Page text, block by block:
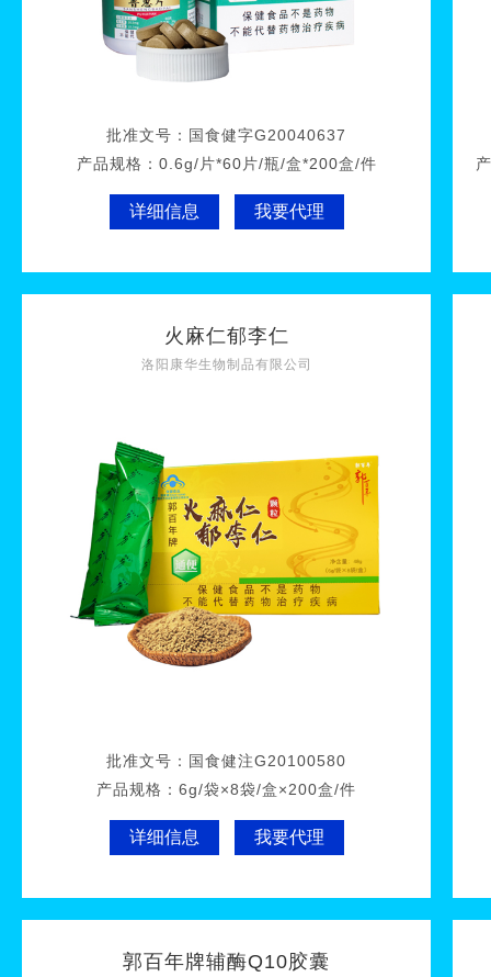
批准文号： 国食健字G20040637
产品规格： 0.6g/片*60片/瓶/盒*200盒/件
详细信息 我要代理
火麻仁郁李仁
洛阳康华生物制品有限公司
批准文号： 国食健注G20100580
产品规格： 6g/袋×8袋/盒×200盒/件
详细信息 我要代理
郭百年牌辅酶Q10胶囊